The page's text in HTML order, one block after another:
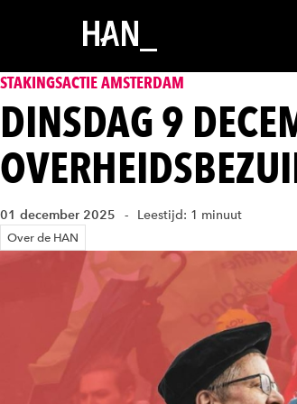
STAKINGSACTIE AMSTERDAM
DINSDAG 9
01 december 2025 Leestijd: 1 minuut
Over de HAN